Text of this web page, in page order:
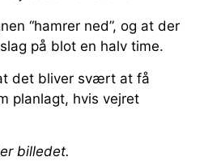
“hamrer ned”, og at der
på blot en halv time.
det bliver svært at få
planlagt, hvis vejret
billedet.